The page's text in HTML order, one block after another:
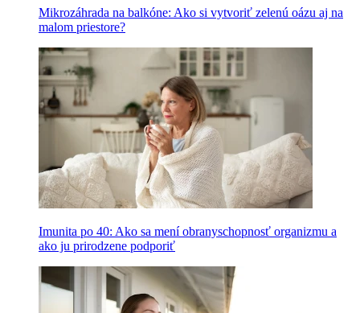
Mikrozáhrada na balkóne: Ako si vytvoriť zelenú oázu aj na
malom priestore?
Imunita po 40: Ako sa mení obranyschopnosť organizmu a
ako ju prirodzene podporiť